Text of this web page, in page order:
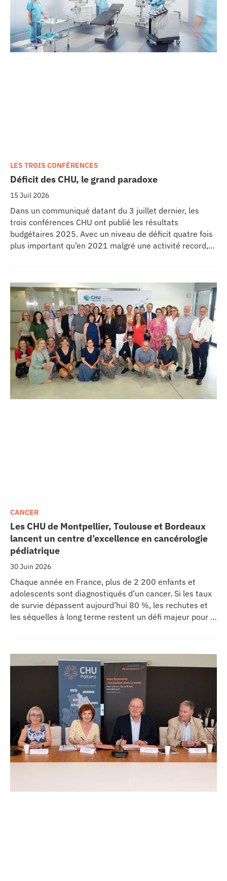
Déficit des CHU, le grand paradoxe
15 Juil 2026
LES TROIS CONFÉRENCES
Dans un communiqué datant du 3 juillet dernier, les
trois conférences CHU ont publié les résultats
budgétaires 2025. Avec un niveau de déficit quatre fois
plus important qu’en 2021 malgré une activité record,
Les CHU de Montpellier, Toulouse et Bordeaux
lancent un centre d’excellence en cancérologie
pédiatrique
30 Juin 2026
CANCER
Chaque année en France, plus de 2 200 enfants et
adolescents sont diagnostiqués d’un cancer. Si les taux
de survie dépassent aujourd’hui 80 %, les rechutes et
les séquelles à long terme restent un défi majeur pour la
l’Oncopole Claudius Regaud et de leurs partenaires,
lancent CIRCLE, un centre de recherche d’excellence
dédié aux cancers pédiatriques.